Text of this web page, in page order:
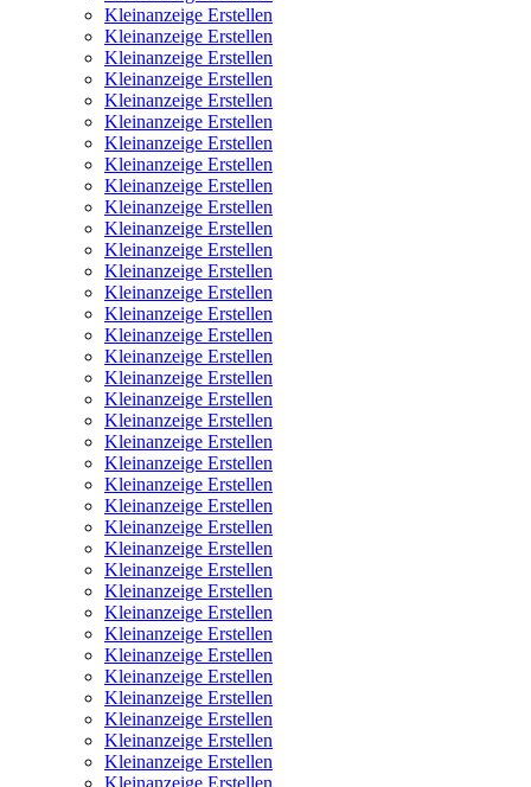
Kleinanzeige Erstellen
Kleinanzeige Erstellen
Kleinanzeige Erstellen
Kleinanzeige Erstellen
Kleinanzeige Erstellen
Kleinanzeige Erstellen
Kleinanzeige Erstellen
Kleinanzeige Erstellen
Kleinanzeige Erstellen
Kleinanzeige Erstellen
Kleinanzeige Erstellen
Kleinanzeige Erstellen
Kleinanzeige Erstellen
Kleinanzeige Erstellen
Kleinanzeige Erstellen
Kleinanzeige Erstellen
Kleinanzeige Erstellen
Kleinanzeige Erstellen
Kleinanzeige Erstellen
Kleinanzeige Erstellen
Kleinanzeige Erstellen
Kleinanzeige Erstellen
Kleinanzeige Erstellen
Kleinanzeige Erstellen
Kleinanzeige Erstellen
Kleinanzeige Erstellen
Kleinanzeige Erstellen
Kleinanzeige Erstellen
Kleinanzeige Erstellen
Kleinanzeige Erstellen
Kleinanzeige Erstellen
Kleinanzeige Erstellen
Kleinanzeige Erstellen
Kleinanzeige Erstellen
Kleinanzeige Erstellen
Kleinanzeige Erstellen
Kleinanzeige Erstellen